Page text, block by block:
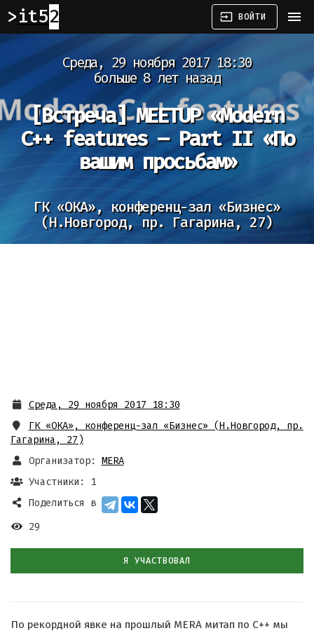
it52 input ВОЙТИ menu
Среда, 29 ноября 2017 18:30
больше 8 лет назад
[Встреча] MEETUP «Modern
С++ features – Part II «По
вашим просьбам»
ГК «ОКА», конференц-зал «Бизнес»
(Н.Новгород, пр. Гагарина, 27)
Среда, 29 ноября 2017 18:30
ГК «ОКА», конференц-зал «Бизнес» (Н.Новгород, пр.
Гагарина, 27)
Организатор:
MERA
Участники: 1
Поделиться в
29
Я УЧАСТВОВАЛ
По рекордной явке на прошлый MERA митап по С++ мы